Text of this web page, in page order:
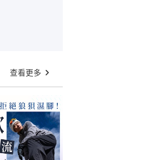
查看更多